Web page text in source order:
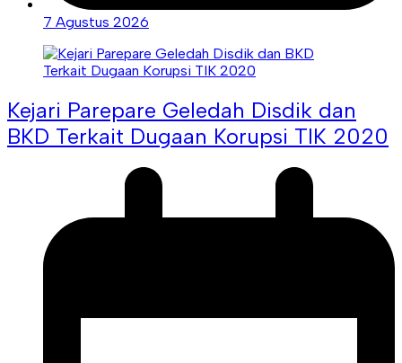
7 Agustus 2026
Kejari Parepare Geledah Disdik dan
BKD Terkait Dugaan Korupsi TIK 2020